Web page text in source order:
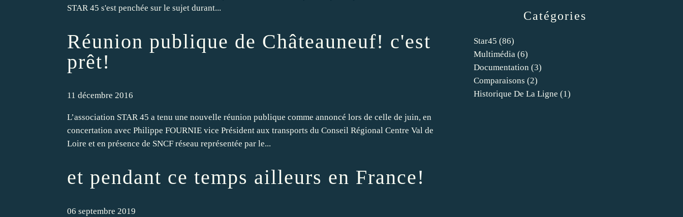
STAR 45 s'est penchée sur le sujet durant...
Réunion publique de Châteauneuf! c'est
prêt!
11 décembre 2016
L’association STAR 45 a tenu une nouvelle réunion publique comme annoncé lors de celle de juin, en
concertation avec Philippe FOURNIE vice Président aux transports du Conseil Régional Centre Val de
Loire et en présence de SNCF réseau représentée par le...
et pendant ce temps ailleurs en France!
06 septembre 2019
Catégories
Star45 (86)
Multimédia (6)
Documentation (3)
Comparaisons (2)
Historique De La Ligne (1)